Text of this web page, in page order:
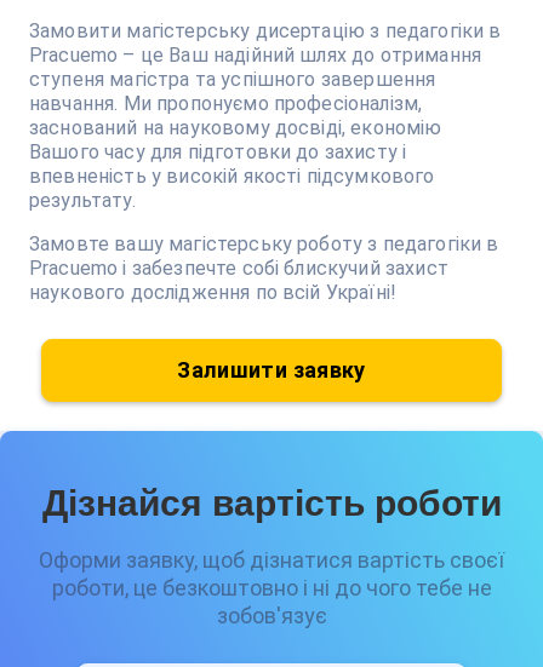
Замовити магістерську дисертацію з педагогіки в
Pracuemo – це Ваш надійний шлях до отримання
ступеня магістра та успішного завершення
навчання. Ми пропонуємо професіоналізм,
заснований на науковому досвіді, економію
Вашого часу для підготовки до захисту і
впевненість у високій якості підсумкового
результату.
Замовте вашу магістерську роботу з педагогіки в
Pracuemo і забезпечте собі блискучий захист
наукового дослідження по всій Україні!
Залишити заявку
Дізнайся вартість роботи
Оформи заявку, щоб дізнатися вартість своєї
роботи, це безкоштовно і ні до чого тебе не
зобов'язує